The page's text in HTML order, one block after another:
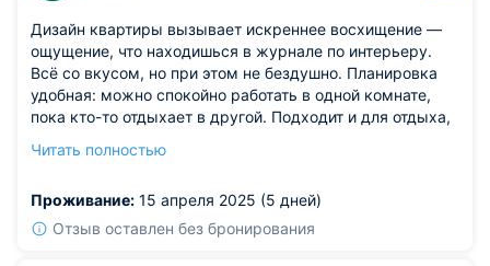
Дизайн квартиры вызывает искреннее восхищение —
ощущение, что находишься в журнале по интерьеру.
Всё со вкусом, но при этом не бездушно. Планировка
удобная: можно спокойно работать в одной комнате,
пока кто-то отдыхает в другой. Подходит и для отдыха,
деталь, особенно когда нужно выйти на зум. До
прогулки. Кофемашина — приятный бонус!
Из недостатков: диван поскрипывал — в остальном всё
Читать полностью
Проживание: 15 апреля 2025 (5 дней)
Отзыв оставлен без бронирования